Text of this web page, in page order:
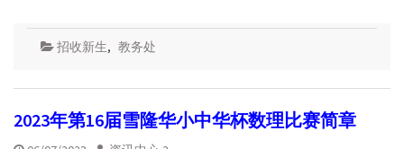
招收新生, 教务处
2023年第16届雪隆华小中华杯数理比赛简章